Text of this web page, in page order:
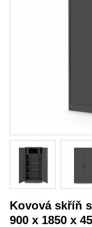
Kovová skříň
900 x 1850 x